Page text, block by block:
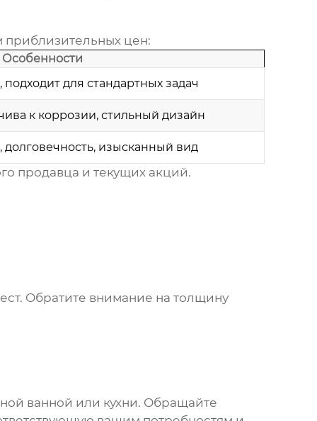
приблизительных цен:
Особенности
для стандартных задач
к коррозии, стильный дизайн
изысканный вид
продавца и текущих акций.
Обратите внимание на толщину
ванной или кухни. Обращайте